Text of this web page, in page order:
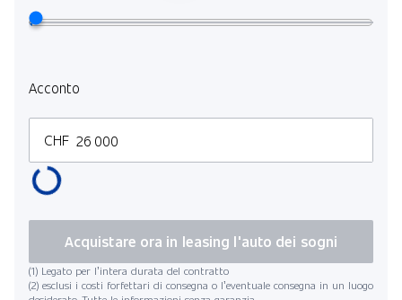
Acconto
CHF
(1) Legato per l’intera durata del contratto
(2) esclusi i costi forfettari di consegna o l’eventuale consegna in un luogo
Acquistare ora in leasing l'auto dei sogni